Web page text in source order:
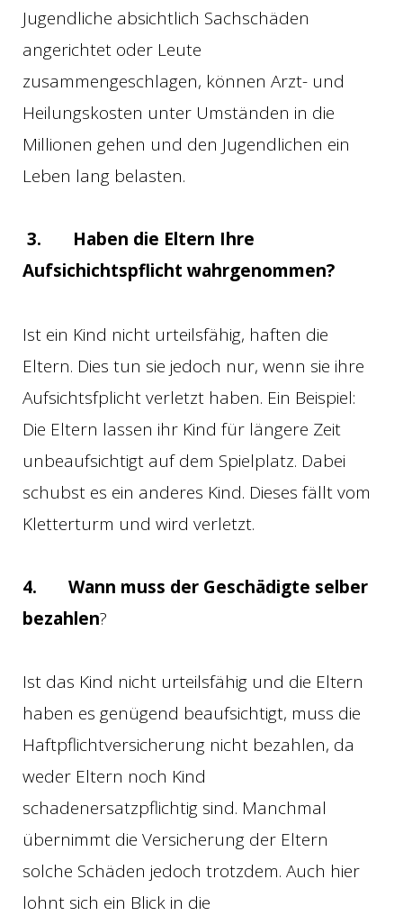
Jugendliche absichtlich Sachschäden
angerichtet oder Leute
zusammengeschlagen, können Arzt- und
Heilungskosten unter Umständen in die
Millionen gehen und den Jugendlichen ein
Leben lang belasten.
3.
Haben die Eltern Ihre
Aufsichichtspflicht wahrgenommen?
Ist ein Kind nicht urteilsfähig, haften die
Eltern. Dies tun sie jedoch nur, wenn sie ihre
Aufsichtsfplicht verletzt haben. Ein Beispiel:
Die Eltern lassen ihr Kind für längere Zeit
unbeaufsichtigt auf dem Spielplatz. Dabei
schubst es ein anderes Kind. Dieses fällt vom
Kletterturm und wird verletzt.
4.
Wann muss der Geschädigte selber
bezahlen?
Ist das Kind nicht urteilsfähig und die Eltern
haben es genügend beaufsichtigt, muss die
Haftpflichtversicherung nicht bezahlen, da
weder Eltern noch Kind
schadenersatzpflichtig sind. Manchmal
übernimmt die Versicherung der Eltern
solche Schäden jedoch trotzdem. Auch hier
lohnt sich ein Blick in die